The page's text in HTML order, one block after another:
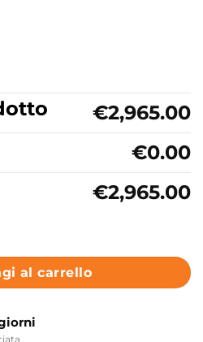
€2,965.00
€0.00
€2,965.00
con idromassaggio 150x150 cm
al carrello